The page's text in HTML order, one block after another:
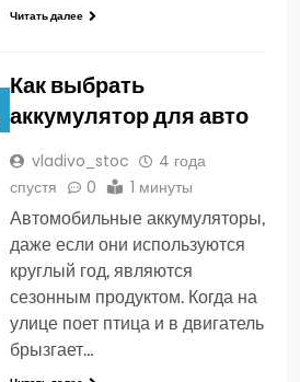
Читать далее
Как выбрать
аккумулятор для авто
vladivo_stoc
4 года
спустя
0 1 минуты
Автомобильные аккумуляторы,
даже если они используются
круглый год, являются
сезонным продуктом. Когда на
улице поет птица и в двигатель
брызгает…